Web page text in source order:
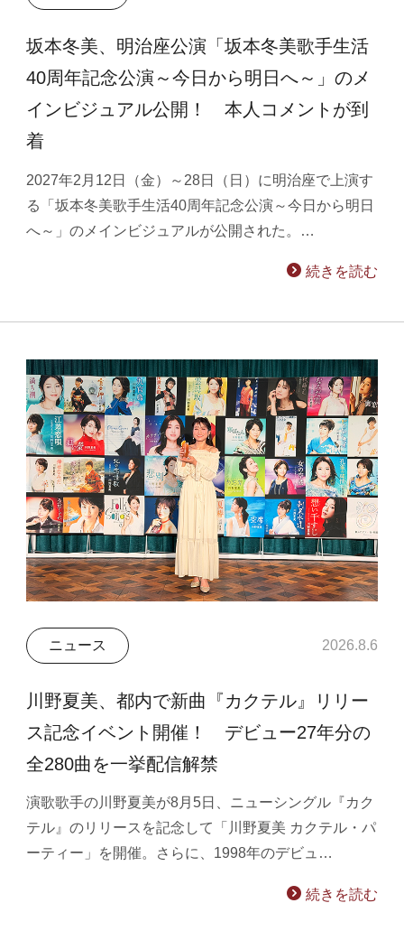
坂本冬美、明治座公演「坂本冬美歌手生活
40周年記念公演～今日から明日へ～」のメ
インビジュアル公開！ 本人コメントが到
着
2027年2月12日（金）～28日（日）に明治座で上演す
る「坂本冬美歌手生活40周年記念公演～今日から明日
へ～」のメインビジュアルが公開された。…
続きを読む
ニュース 2026.8.6
川野夏美、都内で新曲『カクテル』リリー
ス記念イベント開催！ デビュー27年分の
全280曲を一挙配信解禁
演歌歌手の川野夏美が8月5日、ニューシングル『カク
テル』のリリースを記念して「川野夏美 カクテル・パ
ーティー」を開催。さらに、1998年のデビュ…
続きを読む